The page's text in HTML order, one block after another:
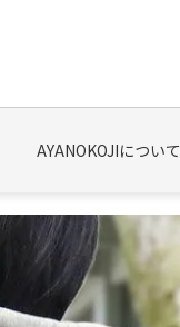
AYANOKOJIについて
その他の雑貨